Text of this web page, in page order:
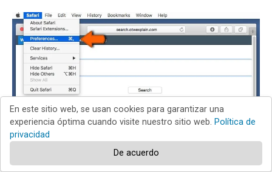
Abra el navegador Safari; desde la barra de menú,
seleccione "Safari" y haga clic en "Preferencias...".
En este sitio web, se usan cookies para garantizar una
experiencia óptima cuando visite nuestro sitio web. Política de
privacidad
De acuerdo